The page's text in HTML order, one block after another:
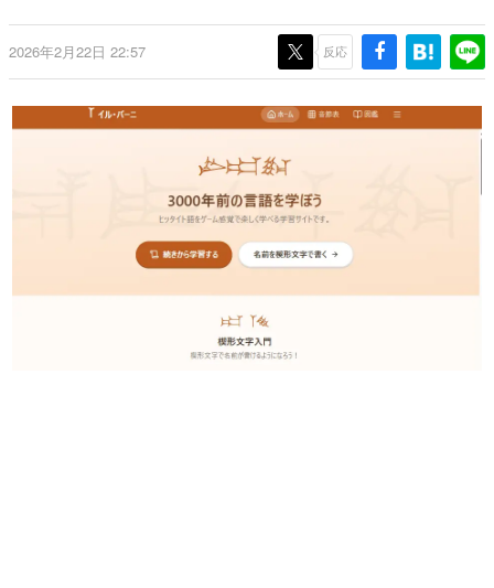
ゲーム世代の作家たち
ゲームに多大な影響を受けた作家さんに取材し、ゲームが
画です。
日本モバイルゲーム産業史
日本のモバイルゲーム史における主要なトピック・タイト
解説を掲載。約20年の歴史が一望できる決定版！
若ゲのいたり〜ゲームクリエイターの青春〜
『うつヌケ』『ペンと箸』等で知られるマンガ家・田中圭
なんでゲームは面白い？
ゲーム開発者・hamatsu氏がゲームの魅力を画面や操作の
具体的な形から解き明かしていく、硬派で骨太な評論連載
2026年2月22日 22:57 反応